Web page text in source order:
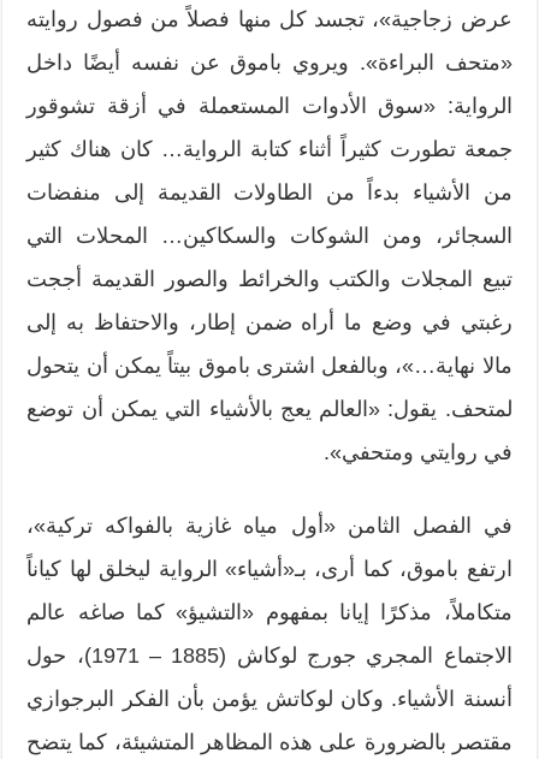
عرض زجاجية»، تجسد كل منها فصلاً من فصول روايته
«متحف البراءة». ويروي باموق عن نفسه أيضًا داخل
الرواية: «سوق الأدوات المستعملة في أزقة تشوقور
جمعة تطورت كثيراً أثناء كتابة الرواية… كان هناك كثير
من الأشياء بدءاً من الطاولات القديمة إلى منفضات
السجائر، ومن الشوكات والسكاكين… المحلات التي
تبيع المجلات والكتب والخرائط والصور القديمة أججت
رغبتي في وضع ما أراه ضمن إطار، والاحتفاظ به إلى
مالا نهاية…»، وبالفعل اشترى باموق بيتاً يمكن أن يتحول
لمتحف. يقول: «العالم يعج بالأشياء التي يمكن أن توضع
في روايتي ومتحفي».
في الفصل الثامن «أول مياه غازية بالفواكه تركية»،
ارتفع باموق، كما أرى، بـ«أشياء» الرواية ليخلق لها كياناً
متكاملاً، مذكرًا إيانا بمفهوم «التشيؤ» كما صاغه عالم
الاجتماع المجري جورج لوكاش (1885 – 1971)، حول
أنسنة الأشياء. وكان لوكاتش يؤمن بأن الفكر البرجوازي
مقتصر بالضرورة على هذه المظاهر المتشيئة، كما يتضح